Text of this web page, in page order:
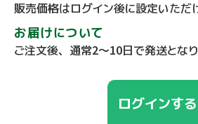
販売価格はログイン後に設定いただ
お届けについて
ご注文後、通常2～10日で発送となり
ログインする